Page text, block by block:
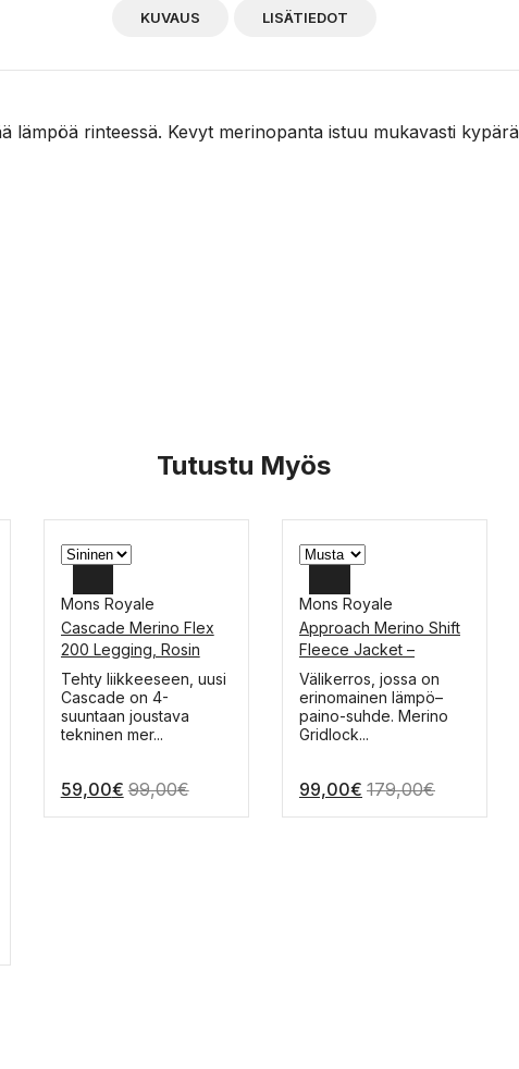
KUVAUS LISÄTIEDOT
rinteessä. Kevyt merinopanta istuu mukavasti
Tutustu Myös
L
Mons Royale
Cascade Merino Flex
200 Legging, Rosin
Motion
Tällä
tuotteella
on
useampi
tehdä
Tehty liikkeeseen, uusi
Cascade on 4-
suuntaan joustava
tekninen mer...
59,00€ 99,00€
XL
M
Mons Royale
Approach Merino Shift
Fleece Jacket –
fleecetakki
Tällä
tuotteella
on
useampi
tehdä
Välikerros, jossa on
erinomainen lämpö–
paino-suhde. Merino
Gridlock...
99,00€ 179,00€